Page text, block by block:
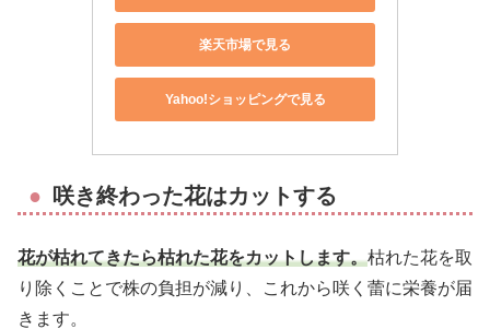
楽天市場で見る
Yahoo!ショッピングで見る
咲き終わった花はカットする
花が枯れてきたら枯れた花をカットします。枯れた花を取
り除くことで株の負担が減り、これから咲く蕾に栄養が届
きます。